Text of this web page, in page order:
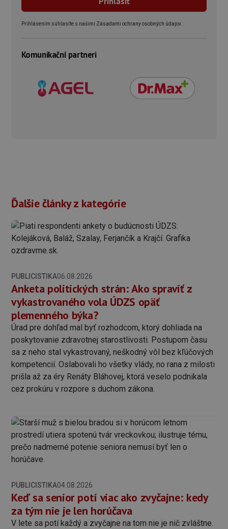
Prihlásením súhlasíte s našimi Zásadami ochrany osobných údajov.
Komunikační partneri
Ďalšie články z kategórie
PUBLICISTIKA06.08.2026
Anketa politických strán: Ako spraviť z
vykastrovaného vola ÚDZS opäť
plemenného býka?
Úrad pre dohľad mal byť rozhodcom, ktorý dohliada na
poskytovanie zdravotnej starostlivosti. Postupom času
sa z neho stal vykastrovaný, neškodný vôl bez kľúčových
kompetencií. Oslabovali ho všetky vlády, no rana z milosti
prišla až za éry Renáty Bláhovej, ktorá veselo podnikala
cez prokúru v rozpore s duchom zákona.
PUBLICISTIKA04.08.2026
Keď sa senior potí viac ako zvyčajne: kedy
za tým nie je len horúčava
V lete sa potí každý a zvyčajne na tom nie je nič zvláštne.